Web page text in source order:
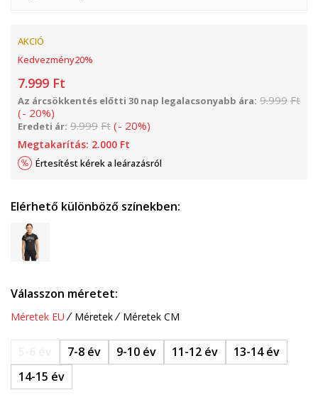
AKCIÓ
Kedvezmény20%
7.999 Ft
Az árcsökkentés előtti 30 nap legalacsonyabb ára: 9.999 Ft
(- 20%)
Eredeti ár: 9.999 Ft (- 20%)
Megtakarítás: 2.000 Ft
Értesítést kérek a leárazásról
Elérhető különböző színekben:
Válasszon méretet:
Méretek EU Méretek Méretek CM
7-8 év 9-10 év 11-12 év
13-14 év
14-15 év